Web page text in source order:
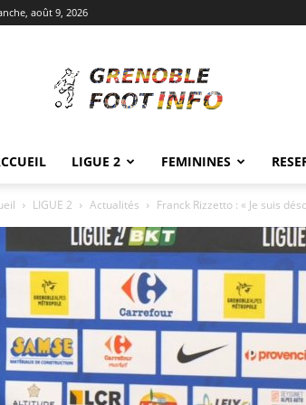
août 9, 2026
Foot
Info
LIGUE 2 FEMININES
LIGUE 2 Actualités Franck Rizzetto : « Je suis